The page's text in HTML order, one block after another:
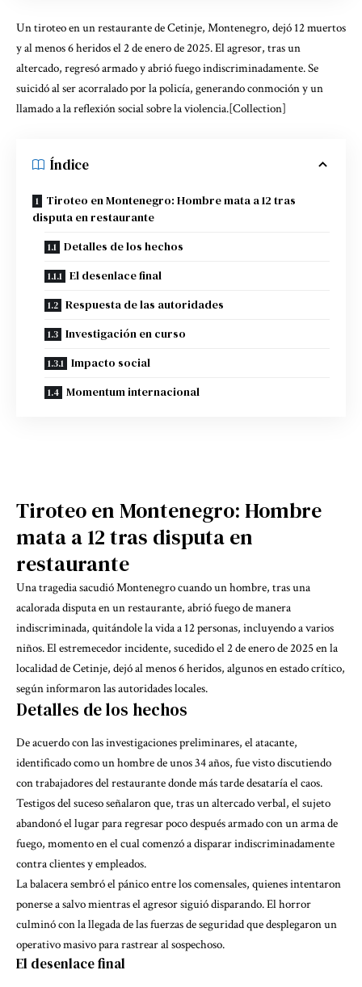
Un tiroteo en un restaurante de Cetinje, Montenegro, dejó 12 muertos
y al menos 6 heridos el 2 de enero de 2025. El agresor, tras un
altercado, regresó armado y abrió fuego indiscriminadamente. Se
suicidó al ser acorralado por la policía, generando conmoción y un
llamado a la reflexión social sobre la violencia.[Collection]
Índice
Tiroteo en Montenegro: Hombre mata a 12 tras
disputa en restaurante
Detalles de los hechos
El desenlace final
Respuesta de las autoridades
Investigación en curso
Impacto social
Momentum internacional
Tiroteo en Montenegro: Hombre
mata a 12 tras disputa en
restaurante
Una tragedia sacudió Montenegro cuando un hombre, tras una
acalorada disputa en un restaurante, abrió fuego de manera
indiscriminada, quitándole la vida a 12 personas, incluyendo a varios
niños. El estremecedor incidente, sucedido el 2 de enero de 2025 en la
localidad de Cetinje, dejó al menos 6 heridos, algunos en estado crítico,
según informaron las autoridades locales.
Detalles de los hechos
De acuerdo con las investigaciones preliminares, el atacante,
identificado como un hombre de unos 34 años, fue visto discutiendo
con trabajadores del restaurante donde más tarde desataría el caos.
Testigos del suceso señalaron que, tras un altercado verbal, el sujeto
abandonó el lugar para regresar poco después armado con un arma de
fuego, momento en el cual comenzó a disparar indiscriminadamente
contra clientes y empleados.
La balacera sembró el pánico entre los comensales, quienes intentaron
ponerse a salvo mientras el agresor siguió disparando. El horror
culminó con la llegada de las fuerzas de seguridad que desplegaron un
operativo masivo para rastrear al sospechoso.
El desenlace final